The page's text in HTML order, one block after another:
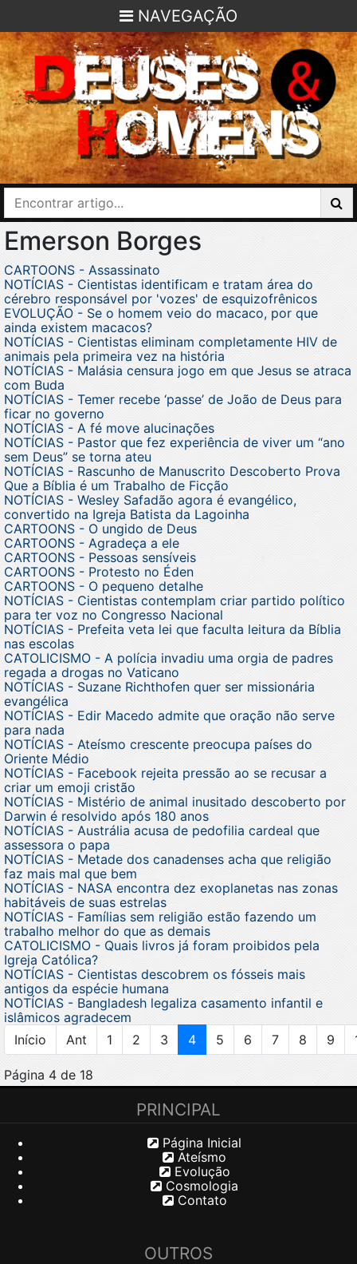
NAVEGAÇÃO
Emerson Borges
CARTOONS - Assassinato
NOTÍCIAS - Cientistas identificam e tratam área do
cérebro responsável por 'vozes' de esquizofrênicos
EVOLUÇÃO - Se o homem veio do macaco, por que
ainda existem macacos?
NOTÍCIAS - Cientistas eliminam completamente HIV de
animais pela primeira vez na história
NOTÍCIAS - Malásia censura jogo em que Jesus se atraca
com Buda
NOTÍCIAS - Temer recebe ‘passe’ de João de Deus para
ficar no governo
NOTÍCIAS - A fé move alucinações
NOTÍCIAS - Pastor que fez experiência de viver um “ano
sem Deus” se torna ateu
NOTÍCIAS - Rascunho de Manuscrito Descoberto Prova
Que a Bíblia é um Trabalho de Ficção
NOTÍCIAS - Wesley Safadão agora é evangélico,
convertido na Igreja Batista da Lagoinha
CARTOONS - O ungido de Deus
CARTOONS - Agradeça a ele
CARTOONS - Pessoas sensíveis
CARTOONS - Protesto no Éden
CARTOONS - O pequeno detalhe
NOTÍCIAS - Cientistas contemplam criar partido político
para ter voz no Congresso Nacional
NOTÍCIAS - Prefeita veta lei que faculta leitura da Bíblia
nas escolas
CATOLICISMO - A polícia invadiu uma orgia de padres
regada a drogas no Vaticano
NOTÍCIAS - Suzane Richthofen quer ser missionária
evangélica
NOTÍCIAS - Edir Macedo admite que oração não serve
para nada
NOTÍCIAS - Ateísmo crescente preocupa países do
Oriente Médio
NOTÍCIAS - Facebook rejeita pressão ao se recusar a
criar um emoji cristão
NOTÍCIAS - Mistério de animal inusitado descoberto por
Darwin é resolvido após 180 anos
NOTÍCIAS - Austrália acusa de pedofilia cardeal que
assessora o papa
NOTÍCIAS - Metade dos canadenses acha que religião
faz mais mal que bem
NOTÍCIAS - NASA encontra dez exoplanetas nas zonas
habitáveis de suas estrelas
NOTÍCIAS - Famílias sem religião estão fazendo um
trabalho melhor do que as demais
CATOLICISMO - Quais livros já foram proibidos pela
Igreja Católica?
NOTÍCIAS - Cientistas descobrem os fósseis mais
antigos da espécie humana
NOTÍCIAS - Bangladesh legaliza casamento infantil e
islâmicos agradecem
Início
Ant 1 2 3 4 5 6 7 8 9
Página 4 de 18
PRINCIPAL
Página Inicial
Ateísmo
Evolução
Cosmologia
Contato
OUTROS